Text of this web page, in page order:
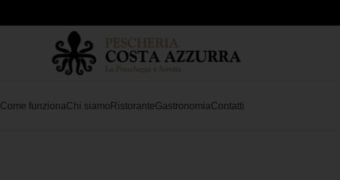
Come funzionaChi siamo RistoranteGastronomiaContatti